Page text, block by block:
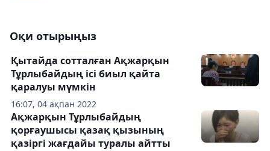
Оқи отырыңыз
16:07, 04 ақпан 2022
Қытайда сотталған Ақжарқын
Тұрлыбайдың ісі биыл қайта
қаралуы мүмкін
Ақжарқын Тұрлыбайдың
қорғаушысы қазақ қызының
қазіргі жағдайы туралы айтты